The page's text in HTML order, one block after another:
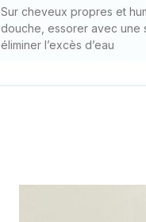
Sur cheveux propres et
douche, essorer avec une
éliminer l’excès d’eau